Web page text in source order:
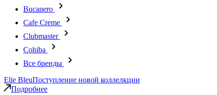
Bucanero
Cafe Creme
Clubmaster
Cohiba
Все бренды
Elie BleuПоступление новой коллелкции
Подробнее